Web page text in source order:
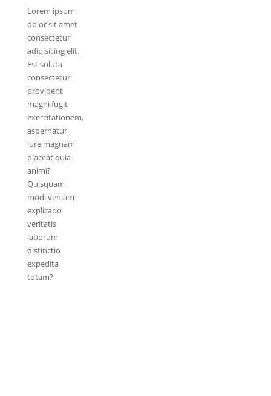
Lorem ipsum
dolor sit amet
consectetur
adipisicing elit.
Est soluta
consectetur
provident
magni fugit
exercitationem,
aspernatur
iure magnam
placeat quia
animi?
Quisquam
modi veniam
explicabo
veritatis
laborum
distinctio
expedita
totam?